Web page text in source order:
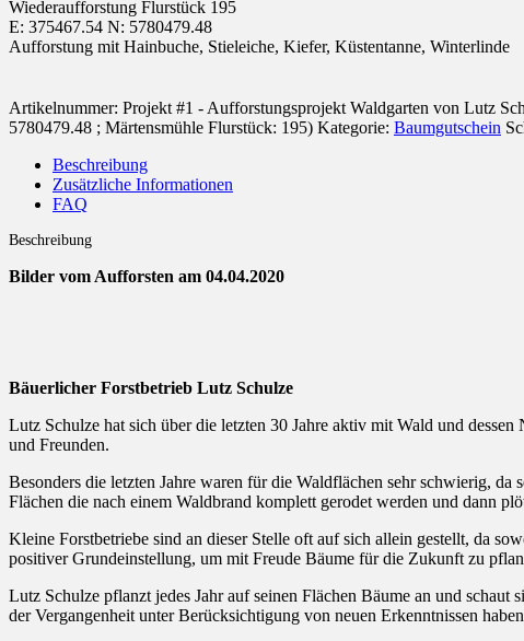
Wiederaufforstung Flurstück 195
E: 375467.54 N: 5780479.48
Aufforstung mit Hainbuche, Stieleiche, Kiefer, Küstentanne, Winterlinde
Artikelnummer: Projekt #1 - Aufforstungsprojekt Waldgarten von Lutz
5780479.48 ; Märtensmühle Flurstück: 195) Kategorie: Baumgutschein
Beschreibung
Zusätzliche Informationen
FAQ
Beschreibung
Bilder vom Aufforsten am 04.04.2020
Bäuerlicher Forstbetrieb Lutz Schulze
Lutz Schulze hat sich über die letzten 30 Jahre aktiv mit Wald und
und Freunden.
Besonders die letzten Jahre waren für die Waldflächen sehr schwierig,
Flächen die nach einem Waldbrand komplett gerodet werden und dann
Kleine Forstbetriebe sind an dieser Stelle oft auf sich allein gestellt, da
positiver Grundeinstellung, um mit Freude Bäume für die Zukunft zu
Lutz Schulze pflanzt jedes Jahr auf seinen Flächen Bäume an und
der Vergangenheit unter Berücksichtigung von neuen Erkenntnissen